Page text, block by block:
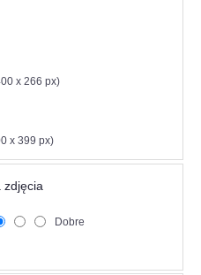
x 266 px)
x 399 px)
zdjęcia
Dobre